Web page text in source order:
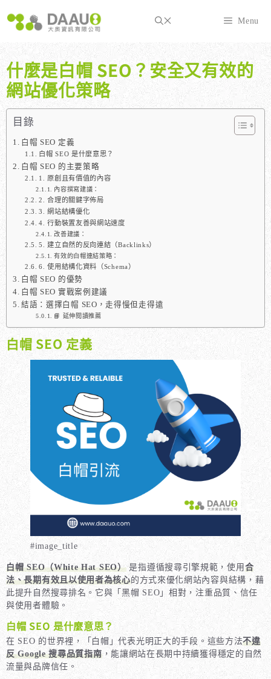
至
內
容
Menu
什麼是白帽 SEO？安全又有效的
網站優化策略
目錄
白帽 SEO 定義
白帽 SEO 是什麼意思？
白帽 SEO 的主要策略
1. 原創且有價值的內容
內容撰寫建議：
2. 合理的關鍵字佈局
3. 網站結構優化
4. 行動裝置友善與網站速度
改善建議：
5. 建立自然的反向連結（Backlinks）
有效的白帽連結策略：
6. 使用結構化資料（Schema）
白帽 SEO 的優勢
白帽 SEO 實戰案例建議
結語：選擇白帽 SEO，走得慢但走得遠
📘 延伸閱讀推薦
白帽 SEO 定義
#image_title
白帽 SEO（White Hat SEO）是指遵循搜尋引擎規範，使用 合
法、長期有效且以使用者為核心的方式來優化網站內容與結構，藉
此提升自然搜尋排名。它與「黑帽 SEO」相對，注重品質、信任
與使用者體驗。
白帽 SEO 是什麼意思？
在 SEO 的世界裡，「白帽」代表光明正大的手段。這些方法不違
反 Google 搜尋品質指南，能讓網站在長期中持續獲得穩定的自然
流量與品牌信任。